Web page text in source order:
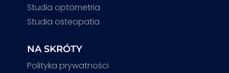
Studia optometria
Studia osteopatia
NA SKRÓTY
Polityka prywatności